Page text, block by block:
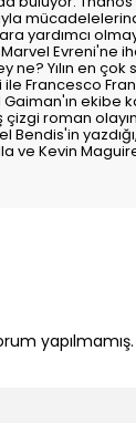
yardımcı
Evreni'ne
ne? Yılın en çok
Francesco
ekibe
roman
Bendis'in
ve Kevin
yapılmamış.